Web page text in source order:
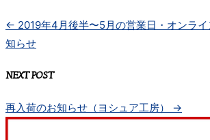
← 2019年4月後半〜5月の営業日・オンラ
知らせ
NEXT POST
再入荷のお知らせ（ヨシュア工房） →